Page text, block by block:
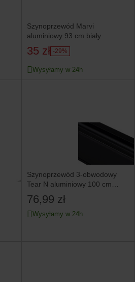
Szynoprzewód Marvi
aluminiowy 93 cm biały
35 zł -29%
Wysyłamy w 24h
Szynoprzewód 3-obwodowy
Tear N aluminiowy 100 cm
czarny
76,99 zł
Wysyłamy w 24h